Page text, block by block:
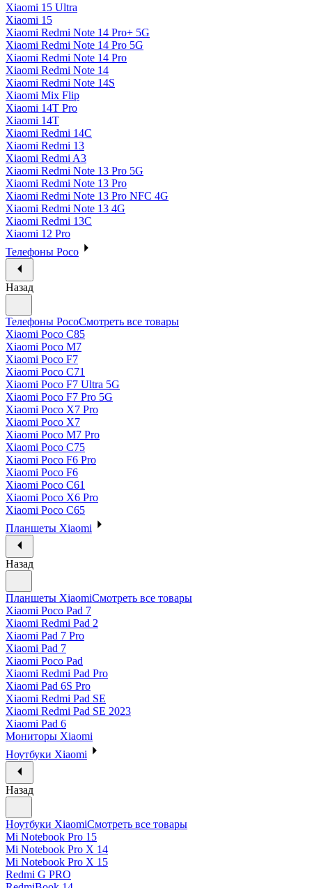
Xiaomi 15 Ultra
Xiaomi 15
Xiaomi Redmi Note 14 Pro+ 5G
Xiaomi Redmi Note 14 Pro 5G
Xiaomi Redmi Note 14 Pro
Xiaomi Redmi Note 14
Xiaomi Redmi Note 14S
Xiaomi Mix Flip
Xiaomi 14T Pro
Xiaomi 14T
Xiaomi Redmi 14C
Xiaomi Redmi 13
Xiaomi Redmi A3
Xiaomi Redmi Note 13 Pro 5G
Xiaomi Redmi Note 13 Pro
Xiaomi Redmi Note 13 Pro NFC 4G
Xiaomi Redmi Note 13 4G
Xiaomi Redmi 13C
Xiaomi 12 Pro
Телефоны Poco
Назад
Телефоны PocoСмотреть все товары
Xiaomi Poco C85
Xiaomi Poco M7
Xiaomi Poco F7
Xiaomi Poco C71
Xiaomi Poco F7 Ultra 5G
Xiaomi Poco F7 Pro 5G
Xiaomi Poco X7 Pro
Xiaomi Poco X7
Xiaomi Poco M7 Pro
Xiaomi Poco C75
Xiaomi Poco F6 Pro
Xiaomi Poco F6
Xiaomi Poco C61
Xiaomi Poco X6 Pro
Xiaomi Poco C65
Планшеты Xiaomi
Назад
Планшеты XiaomiСмотреть все товары
Xiaomi Poco Pad 7
Xiaomi Redmi Pad 2
Xiaomi Pad 7 Pro
Xiaomi Pad 7
Xiaomi Poco Pad
Xiaomi Redmi Pad Pro
Xiaomi Pad 6S Pro
Xiaomi Redmi Pad SE
Xiaomi Redmi Pad SE 2023
Xiaomi Pad 6
Мониторы Xiaomi
Ноутбуки Xiaomi
Назад
Ноутбуки XiaomiСмотреть все товары
Mi Notebook Pro 15
Mi Notebook Pro X 14
Mi Notebook Pro X 15
Redmi G PRO